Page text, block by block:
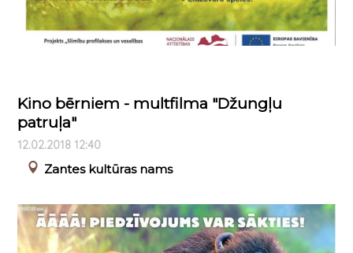
Kino bērniem - multfilma "Džungļu
patruļa"
12.02.2018 12:40
Zantes kultūras nams